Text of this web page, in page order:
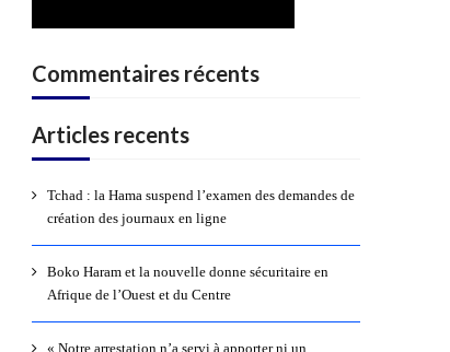
Commentaires récents
Articles recents
Tchad : la Hama suspend l’examen des demandes de
création des journaux en ligne
Boko Haram et la nouvelle donne sécuritaire en
Afrique de l’Ouest et du Centre
« Notre arrestation n’a servi à apporter ni un